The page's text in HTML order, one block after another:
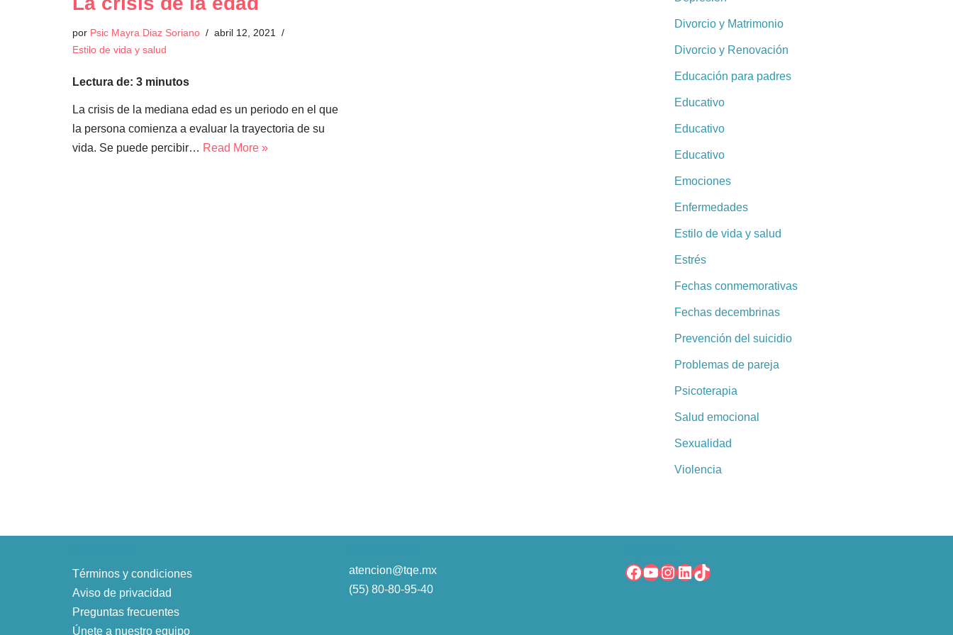
por Psic Mayra Diaz Soriano
abril 12, 2021
Estilo de vida y salud
Lectura de: 3 minutos
La crisis de la mediana edad es un periodo en el que
la persona comienza a evaluar la trayectoria de su
vida. Se puede percibir… Read More »
Divorcio y Matrimonio
Divorcio y Renovación
Educación para padres
Educativo
Educativo
Educativo
Emociones
Enfermedades
Estilo de vida y salud
Estrés
Fechas conmemorativas
Fechas decembrinas
Prevención del suicidio
Problemas de pareja
Psicoterapia
Salud emocional
Sexualidad
Violencia
Términos y condiciones
Aviso de privacidad
Preguntas frecuentes
Únete a nuestro equipo
atencion@tqe.mx
(55) 80-80-95-40